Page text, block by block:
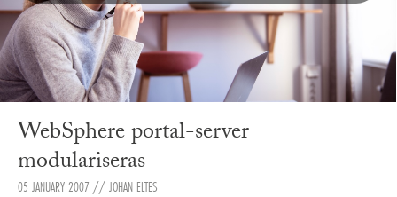
WebSphere portal-server
modulariseras
05 JANUARY 2007 // JOHAN ELTES